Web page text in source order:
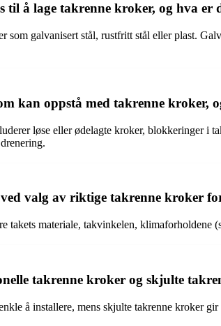
å lage takrenne kroker, og hva er
som galvanisert stål, rustfritt stål eller plast.
kan oppstå med takrenne kroker,
løse eller ødelagte kroker, blokkeringer i
valg av riktige takrenne kroker
takets materiale, takvinkelen,
takrenne kroker og skjulte
å installere, mens skjulte takrenne kroker